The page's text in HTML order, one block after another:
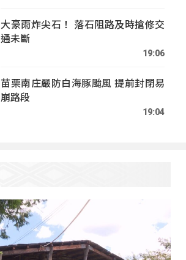
大豪雨炸尖石！ 落石阻路及時搶修交
通未斷
19:06
苗栗南庄嚴防白海豚颱風 提前封閉易
崩路段
19:04